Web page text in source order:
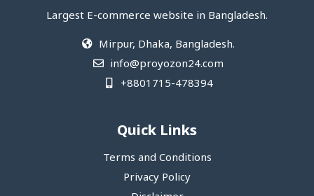
Largest E-commerce website in Bangladesh.
Mirpur, Dhaka, Bangladesh.
info@proyozon24.com
+8801715-478394
Quick Links
Terms and Conditions
Privacy Policy